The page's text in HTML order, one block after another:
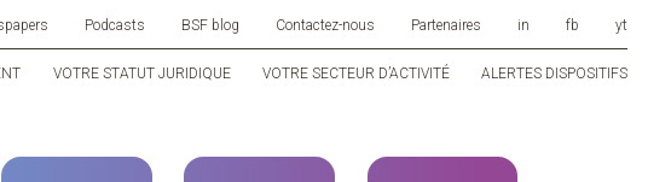
Podcasts BSF blog Contactez-nous Partenaires in fb yt
VOTRE STATUT JURIDIQUE VOTRE SECTEUR D’ACTIVITÉ ALERTES DISPOSITIFS